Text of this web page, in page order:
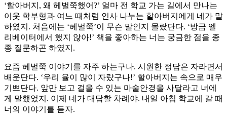
‘할아버지, 왜 헤벌쭉했어?’ 얼마 전 학교 가는 길에서 만나는
이웃 학부형과 여느 때처럼 인사 나누는 할아버지에게 네가 말
하였지. 처음에는 ‘헤벌쭉’이 무슨 말인지 몰랐단다. ‘방금 엘
리베이터에서 했지 않아!’ 책을 좋아하는 너는 궁금한 점을 종
종 질문하곤 하였지.
요즘 헤벌쭉 이야기를 자주 하는구나. 시원한 정답은 자라면서
배운단다. ‘우리 율이 많이 자랐구나!’ 할아버지는 속으로 매우
기쁘단다. 앞만 보고 걸을 수 있는 마술안경을 사달라고 너에
게 말했었지. 이제 네가 대답할 차례야. 내일 아침 학교에 갈 때
너의 이야기를 듣자.